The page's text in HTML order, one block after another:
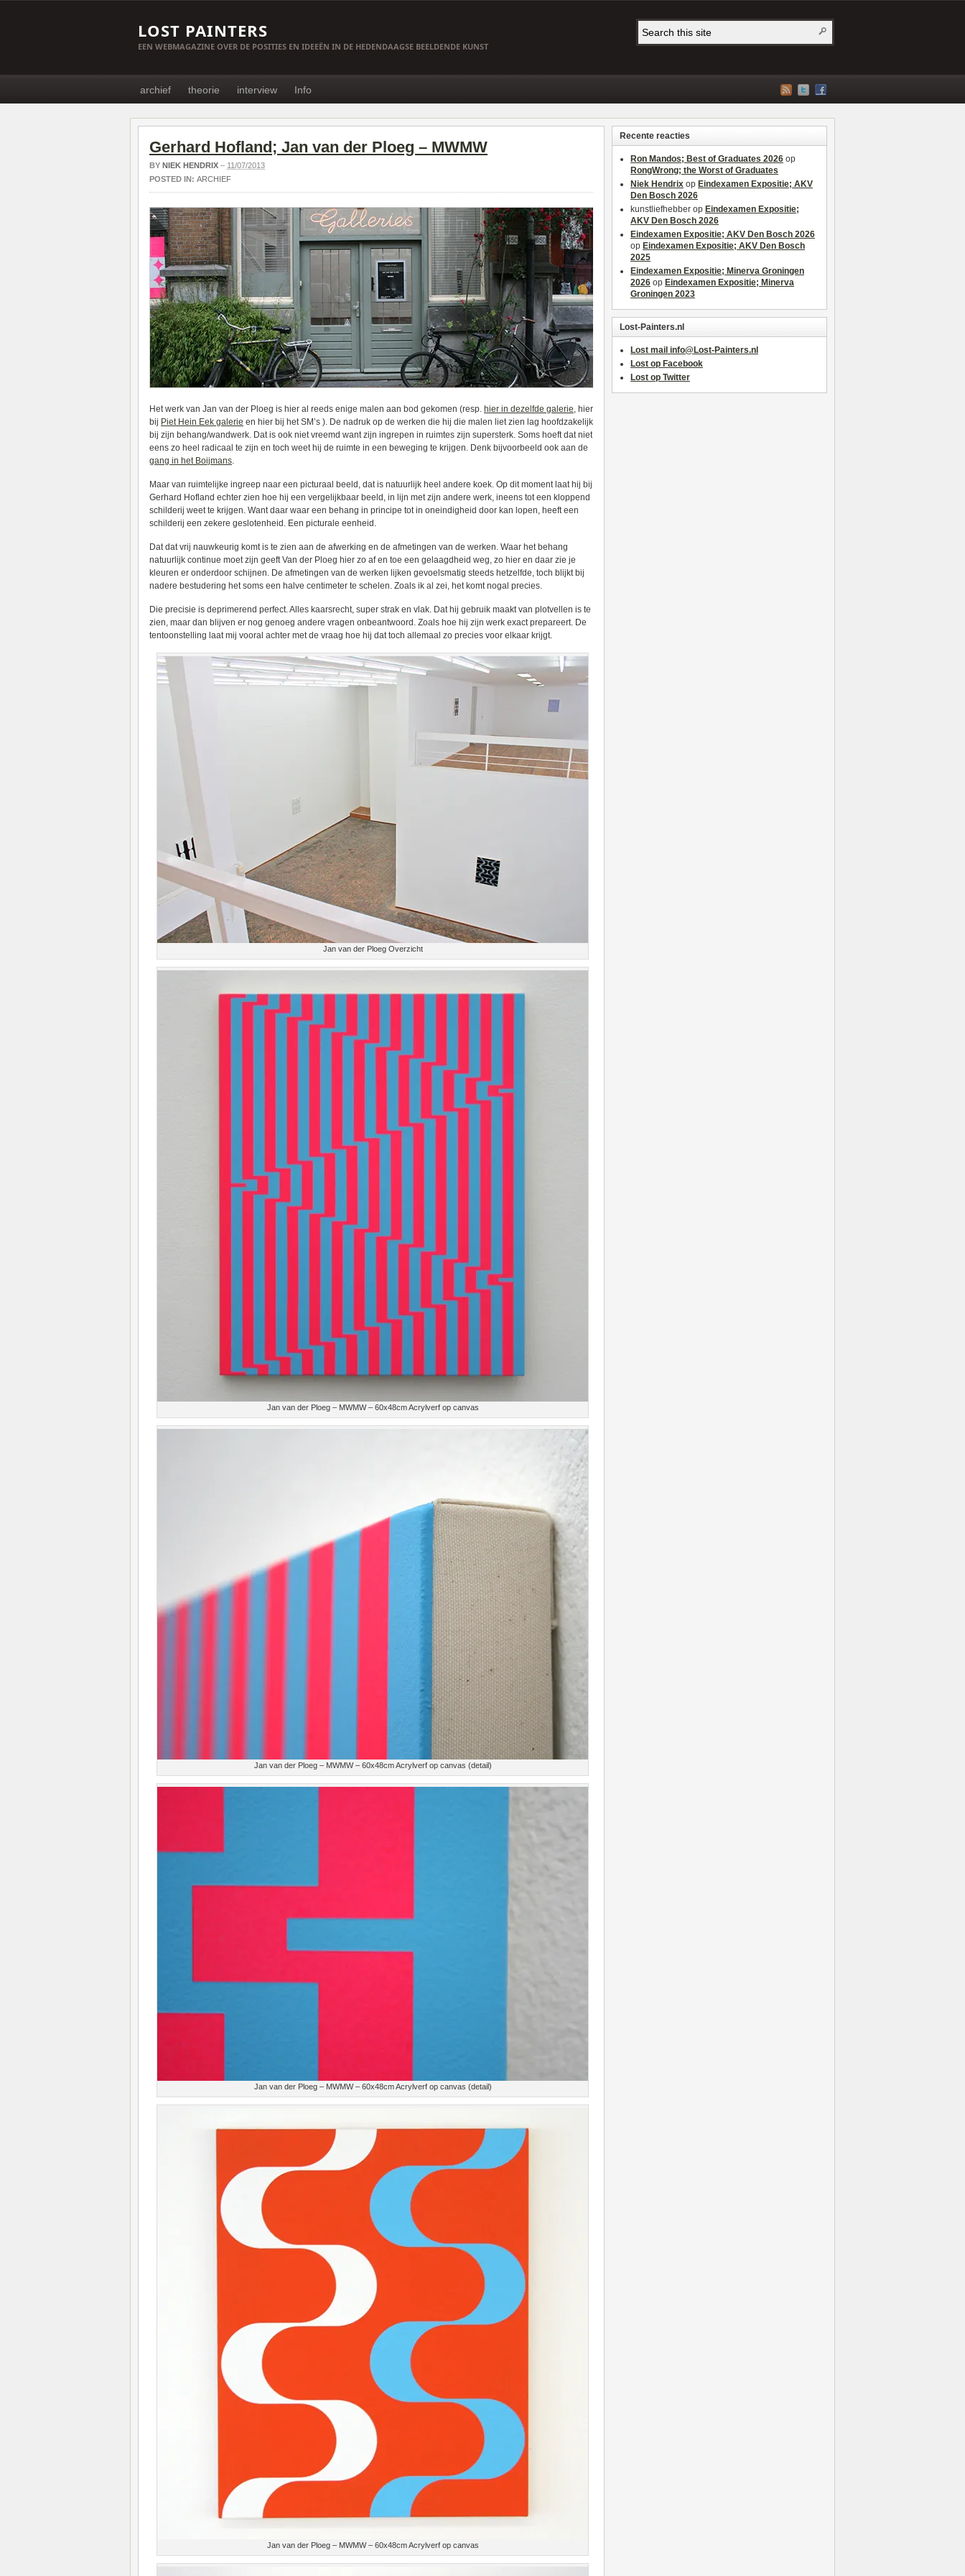
LOST PAINTERS
EEN WEBMAGAZINE OVER DE POSITIES EN IDEEËN IN DE HEDENDAAGSE BEELDENDE KUNST
archief theorie interview Info
Gerhard Hofland; Jan van der Ploeg – MWMW
BY NIEK HENDRIX – 11/07/2013
POSTED IN: ARCHIEF
Het werk van Jan van der Ploeg is hier al reeds enige malen aan bod gekomen (resp. hier in dezelfde galerie, hier
bij Piet Hein Eek galerie en hier bij het SM’s ). De nadruk op de werken die hij die malen liet zien lag hoofdzakelijk
bij zijn behang/wandwerk. Dat is ook niet vreemd want zijn ingrepen in ruimtes zijn supersterk. Soms hoeft dat niet
eens zo heel radicaal te zijn en toch weet hij de ruimte in een beweging te krijgen. Denk bijvoorbeeld ook aan de
gang in het Boijmans.
Maar van ruimtelijke ingreep naar een picturaal beeld, dat is natuurlijk heel andere koek. Op dit moment laat hij bij
Gerhard Hofland echter zien hoe hij een vergelijkbaar beeld, in lijn met zijn andere werk, ineens tot een kloppend
schilderij weet te krijgen. Want daar waar een behang in principe tot in oneindigheid door kan lopen, heeft een
schilderij een zekere geslotenheid. Een picturale eenheid.
Dat dat vrij nauwkeurig komt is te zien aan de afwerking en de afmetingen van de werken. Waar het behang
natuurlijk continue moet zijn geeft Van der Ploeg hier zo af en toe een gelaagdheid weg, zo hier en daar zie je
kleuren er onderdoor schijnen. De afmetingen van de werken lijken gevoelsmatig steeds hetzelfde, toch blijkt bij
nadere bestudering het soms een halve centimeter te schelen. Zoals ik al zei, het komt nogal precies.
Die precisie is deprimerend perfect. Alles kaarsrecht, super strak en vlak. Dat hij gebruik maakt van plotvellen is te
zien, maar dan blijven er nog genoeg andere vragen onbeantwoord. Zoals hoe hij zijn werk exact prepareert. De
tentoonstelling laat mij vooral achter met de vraag hoe hij dat toch allemaal zo precies voor elkaar krijgt.
Jan van der Ploeg Overzicht
Jan van der Ploeg – MWMW – 60x48cm Acrylverf op canvas
Jan van der Ploeg – MWMW – 60x48cm Acrylverf op canvas (detail)
Jan van der Ploeg – MWMW – 60x48cm Acrylverf op canvas (detail)
Jan van der Ploeg – MWMW – 60x48cm Acrylverf op canvas
Recente reacties
Ron Mandos; Best of Graduates 2026 op
RongWrong; the Worst of Graduates
Niek Hendrix op Eindexamen Expositie; AKV
Den Bosch 2026
kunstliefhebber op Eindexamen Expositie;
AKV Den Bosch 2026
Eindexamen Expositie; AKV Den Bosch 2026
op Eindexamen Expositie; AKV Den Bosch
2025
Eindexamen Expositie; Minerva Groningen
2026 op Eindexamen Expositie; Minerva
Groningen 2023
Lost-Painters.nl
Lost mail info@Lost-Painters.nl
Lost op Facebook
Lost op Twitter